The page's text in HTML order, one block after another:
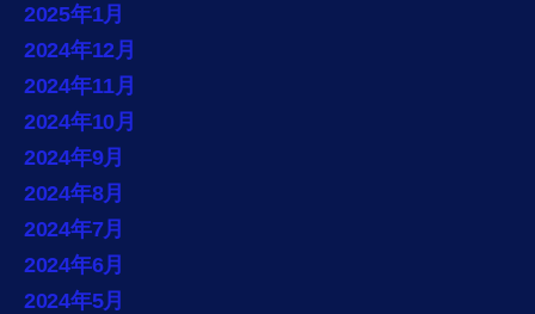
2025年1月
2024年12月
2024年11月
2024年10月
2024年9月
2024年8月
2024年7月
2024年6月
2024年5月